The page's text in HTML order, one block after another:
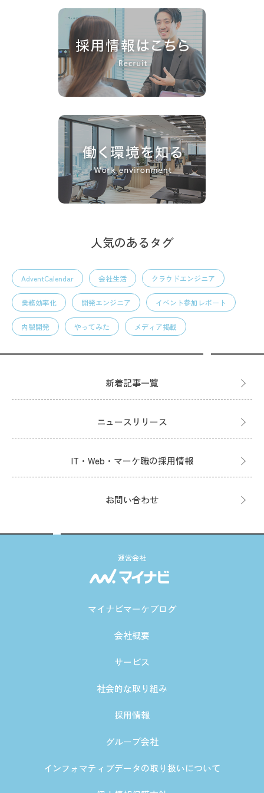
人気のあるタグ
AdventCalendar 会社生活 クラウドエンジニア
業務効率化 開発エンジニア イベント参加レポート
内製開発 やってみた メディア掲載
新着記事一覧
ニュースリリース
IT・Web・マーケ職の採用情報
お問い合わせ
運営会社
マイナビマーケブログ
会社概要
サービス
社会的な取り組み
採用情報
グループ会社
インフォマティブデータの取り扱いについて